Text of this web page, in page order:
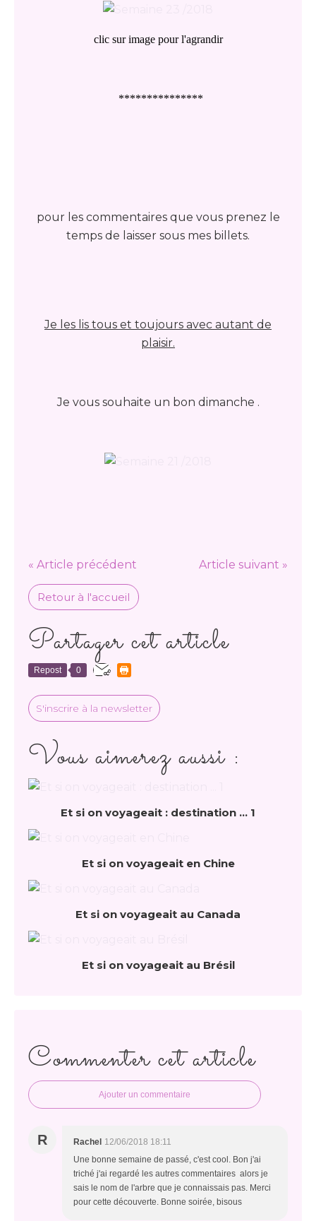
clic sur image pour l'agrandir
***************
pour les commentaires que vous prenez le
temps de laisser sous mes billets.
Je les lis tous et toujours avec autant de
plaisir.
Je vous souhaite un bon dimanche .
« Article précédent Article suivant »
Retour à l'accueil
Partager cet article
Repost 0
S'inscrire à la newsletter
Vous aimerez aussi :
Et si on voyageait : destination ... 1
Et si on voyageait en Chine
Et si on voyageait au Canada
Et si on voyageait au Brésil
Commenter cet article
Ajouter un commentaire
R Rachel 12/06/2018 18:11
Une bonne semaine de passé, c'est cool. Bon j'ai
triché j'ai regardé les autres commentaires alors je
sais le nom de l'arbre que je connaissais pas. Merci
pour cette découverte. Bonne soirée, bisous